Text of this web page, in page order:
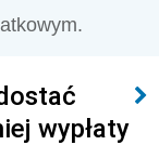
wypłaty